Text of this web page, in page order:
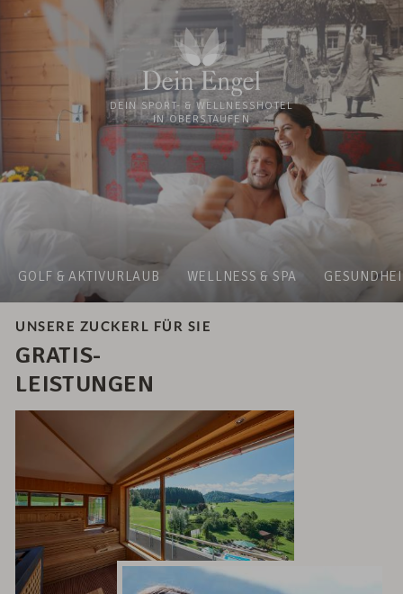
DEIN SPORT- & WELLNESSHOTEL
IN OBERSTAUFEN
GOLF & AKTIVURLAUB WELLNESS & SPA
UNSERE ZUCKERL FÜR SIE
GRATIS-
LEISTUNGEN